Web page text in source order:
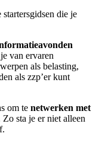
die je
van ervaren
als belasting,
als zzp’er kunt
om te netwerken met
sta je er niet alleen